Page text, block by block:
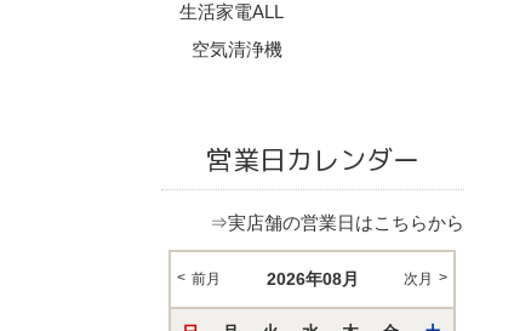
生活家電ALL
空気清浄機
営業日カレンダー
⇒実店舗の営業日はこちらから